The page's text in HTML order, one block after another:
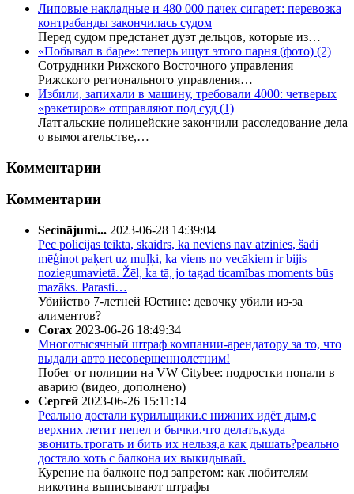
Липовые накладные и 480 000 пачек сигарет: перевозка
контрабанды закончилась судом
Перед судом предстанет дуэт дельцов, которые из…
«Побывал в баре»: теперь ищут этого парня (фото) (2)
Сотрудники Рижского Восточного управления
Рижского регионального управления…
Избили, запихали в машину, требовали 4000: четверых
«рэкетиров» отправляют под суд (1)
Латгальские полицейские закончили расследование дела
о вымогательстве,…
Комментарии
Комментарии
Secinājumi... 2023-06-28 14:39:04
Pēc policijas teiktā, skaidrs, ka neviens nav atzinies, šādi
mēģinot paķert uz muļķi, ka viens no vecākiem ir bijis
noziegumavietā. Žēl, ka tā, jo tagad ticamības moments būs
mazāks. Parasti…
Убийство 7-летней Юстине: девочку убили из-за
алиментов?
Corax 2023-06-26 18:49:34
Многотысячный штраф компании-арендатору за то, что
выдали авто несовершеннолетним!
Побег от полиции на VW Citybee: подростки попали в
аварию (видео, дополнено)
Сергей 2023-06-26 15:11:14
Реально достали курильщики.с нижних идёт дым,с
верхних летит пепел и бычки.что делать,куда
звонить.трогать и бить их нельзя,а как дышать?реально
достало хоть с балкона их выкидывай.
Курение на балконе под запретом: как любителям
никотина выписывают штрафы